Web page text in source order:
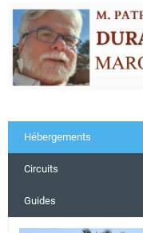
Hébergements
Circuits
Guides